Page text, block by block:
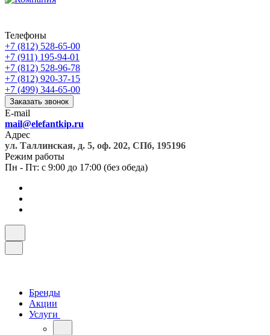
Телефоны
+7 (812) 528-65-00
+7 (911) 195-94-01
+7 (812) 528-96-78
+7 (812) 920-37-15
+7 (499) 344-65-00
Заказать звонок
E-mail
mail@elefantkip.ru
Адрес
ул. Таллинская, д. 5, оф. 202, СПб, 195196
Режим работы
Пн - Пт: с 9:00 до 17:00 (без обеда)
Бренды
Акции
Услуги